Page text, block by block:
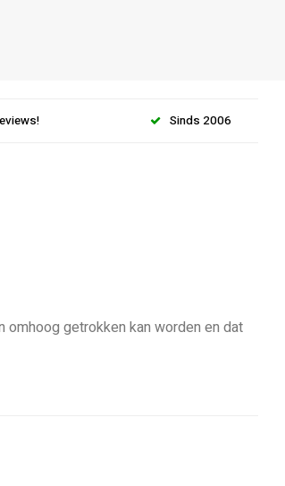
Sinds 2006
getrokken kan worden en dat